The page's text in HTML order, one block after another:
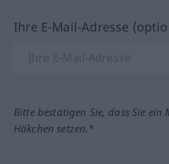
Ihre E-Mail-Adresse
Bitte bestätigen Sie, dass Sie ein
Häkchen setzen.*